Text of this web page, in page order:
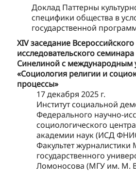
Доклад Паттерны
специфики общества в
государственной
XIV заседание
исследовательского
Синелиной с международным
«Социология религии и
процессы»
17 декабря 2025 г.
Институт социальной
Федерального научно-
социологического
академии наук (ИСД
Факультет журналистики
государственного
Ломоносова (МГУ им. М.